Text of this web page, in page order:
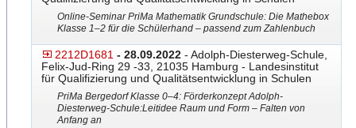
Online-Seminar PriMa Mathematik Grundschule: Die Mathebox
Klasse 1–2 für die Schülerhand – passend zum Zahlenbuch
2212D1681 - 28.09.2022 - Adolph-Diesterweg-Schule,
Felix-Jud-Ring 29 -33, 21035 Hamburg - Landesinstitut
für Qualifizierung und Qualitätsentwicklung in Schulen
PriMa Bergedorf Klasse 0–4: Förderkonzept Adolph-
Diesterweg-Schule:​Leitidee Raum und Form – Falten von
Anfang an